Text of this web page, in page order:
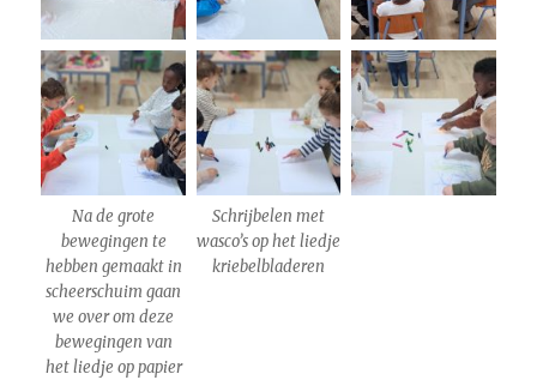
Na de grote
bewegingen te
hebben gemaakt in
scheerschuim gaan
we over om deze
bewegingen van
het liedje op papier
Schrijbelen met
wasco’s op het liedje
kriebelbladeren